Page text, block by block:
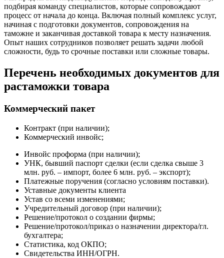
подбирая команду специалистов, которые сопровождают
процесс от начала до конца. Включая полный комплекс услуг,
начиная с подготовки документов, сопровождения на
таможне и заканчивая доставкой товара к месту назначения.
Опыт наших сотрудников позволяет решать задачи любой
сложности, будь то срочные поставки или сложные товары.
Перечень необходимых документов для
растаможки товара
Коммерческий пакет
Контракт (при наличии);
Коммерческий инвойс;
Инвойс проформа (при наличии);
УНК, бывший паспорт сделки (если сделка свыше 3
млн. руб. – импорт, более 6 млн. руб. – экспорт);
Платежные поручения (согласно условиям поставки).
Уставные документы клиента
Устав со всеми изменениями;
Учредительный договор (при наличии);
Решение/протокол о создании фирмы;
Решение/протокол/приказ о назначении директора/гл.
бухгалтера;
Статистика, код ОКПО;
Свидетельства ИНН/ОГРН.